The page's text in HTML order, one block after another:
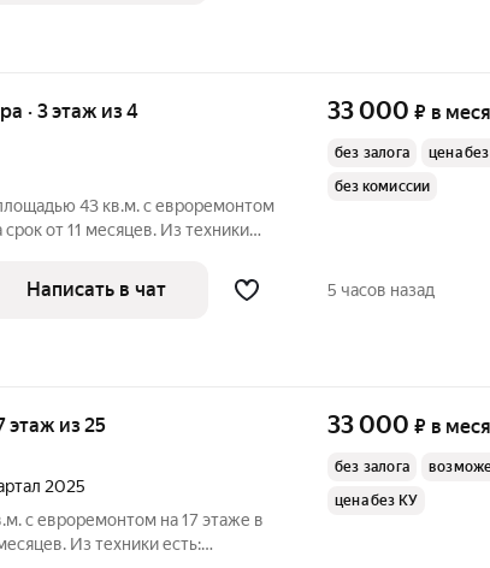
· 3 этаж из 4
43 кв.м. с евроремонтом
от 11 месяцев. Из техники
дворе есть бесплатная
33 000 ₽ в
без залога
цена
без комиссии
Написать в чат 5 часов назад
этаж из 25
2025
с евроремонтом на 17 этаже в
Из техники есть:
33 000 ₽ в
без залога
цена без КУ